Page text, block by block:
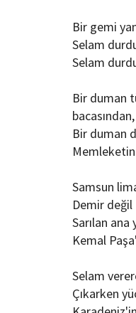
Bir gemi
Selam
Selam
Bir duman
Bir duman
Memleketin
Samsun
Demir değil
Sarılan ana
Kemal
Selam
Çıkarken